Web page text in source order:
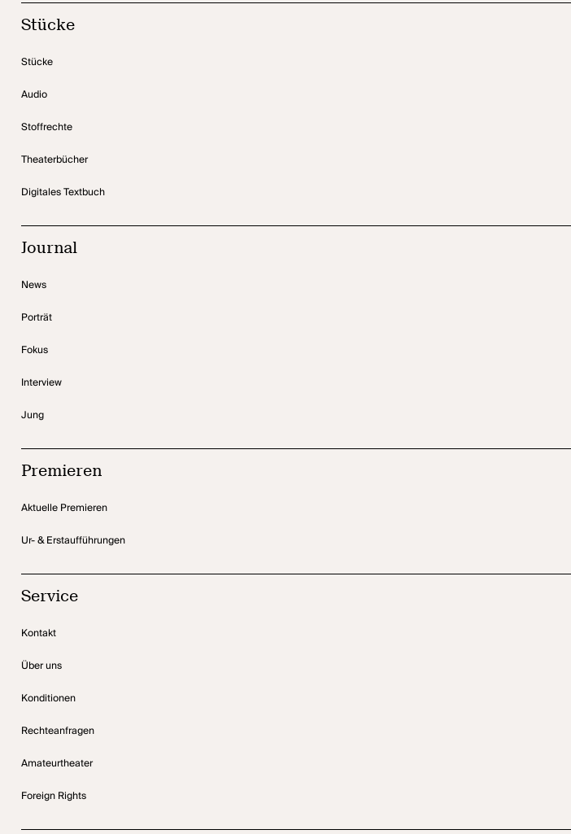
Stücke
Stücke
Audio
Stoffrechte
Theaterbücher
Digitales Textbuch
Journal
News
Porträt
Fokus
Interview
Jung
Premieren
Aktuelle Premieren
Ur- & Erstaufführungen
Service
Kontakt
Über uns
Konditionen
Rechteanfragen
Amateurtheater
Foreign Rights